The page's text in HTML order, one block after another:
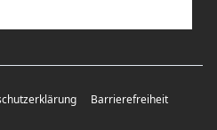
Barrierefreiheit